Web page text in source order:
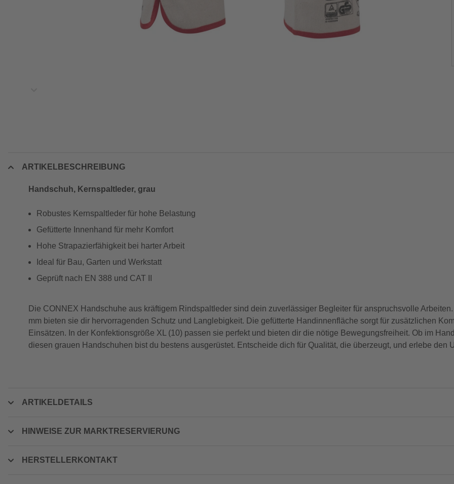
ARTIKELBESCHREIBUNG
Handschuh, Kernspaltleder, grau
Robustes Kernspaltleder für hohe Belastung
Gefütterte Innenhand für mehr Komfort
Hohe Strapazierfähigkeit bei harter Arbeit
Ideal für Bau, Garten und Werkstatt
Geprüft nach EN 388 und CAT II
Die CONNEX Handschuhe aus kräftigem Rindspaltleder sind dein zuverlässiger Begleiter für anspruchsvolle
mm bieten sie dir hervorragenden Schutz und Langlebigkeit. Die gefütterte Handinnenfläche sorgt für zusätzlichen
Einsätzen. In der Konfektionsgröße XL (10) passen sie perfekt und bieten dir die nötige Bewegungsfreiheit. Ob im
diesen grauen Handschuhen bist du bestens ausgerüstet. Entscheide dich für Qualität, die überzeugt, und erlebe den
ARTIKELDETAILS
HINWEISE ZUR MARKTRESERVIERUNG
HERSTELLERKONTAKT